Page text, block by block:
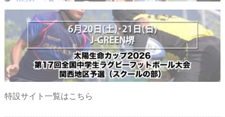
特設サイト一覧はこちら